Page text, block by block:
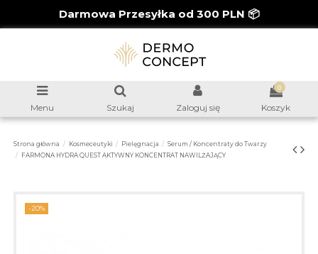
Darmowa Przesyłka od 300 PLN 📦
Menu Szukaj Zaloguj się
0
Koszyk
Strona główna Kosmeceutyki Pielęgnacja
Serum / Koncentraty do Twarzy
FARMONA HYDRA QUEST AKTYWNY KONCENTRAT NAWILŻAJĄCY
-20%